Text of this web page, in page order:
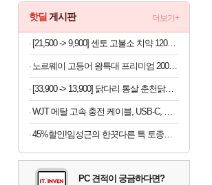
핫딜 게시판 더보기+
[21,500 -> 9,900] 센토 고불소 치약 120g x 4개
노르웨이 고등어 왕특대 프리미엄 200-220g x 10팩
[33,900 -> 13,900] 닭다리 통살 춘천닭갈비 500g x 2개
WJT 메탈 고속 충전 케이블, USB-C, 블랙, 1.5m, 1개
45%할인!임성근의 한끗다른 특 토종순대국, 600g, 7팩
PC 견적이 궁금하다면?